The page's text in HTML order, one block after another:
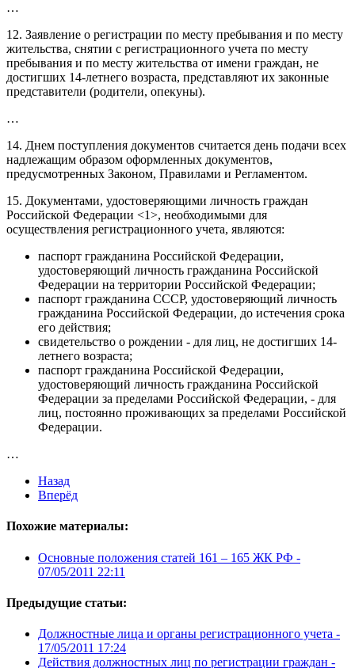
…
12. Заявление о регистрации по месту пребывания и по месту
жительства, снятии с регистрационного учета по месту
пребывания и по месту жительства от имени граждан, не
достигших 14-летнего возраста, представляют их законные
представители (родители, опекуны).
…
14. Днем поступления документов считается день подачи всех
надлежащим образом оформленных документов,
предусмотренных Законом, Правилами и Регламентом.
15. Документами, удостоверяющими личность граждан
Российской Федерации <1>, необходимыми для
осуществления регистрационного учета, являются:
паспорт гражданина Российской Федерации,
удостоверяющий личность гражданина Российской
Федерации на территории Российской Федерации;
паспорт гражданина СССР, удостоверяющий личность
гражданина Российской Федерации, до истечения срока
его действия;
свидетельство о рождении - для лиц, не достигших 14-
летнего возраста;
паспорт гражданина Российской Федерации,
удостоверяющий личность гражданина Российской
Федерации за пределами Российской Федерации, - для
лиц, постоянно проживающих за пределами Российской
Федерации.
…
Назад
Вперёд
Похожие материалы:
Основные положения статей 161 – 165 ЖК РФ -
07/05/2011 22:11
Предыдущие статьи:
Должностные лица и органы регистрационного учета -
17/05/2011 17:24
Действия должностных лиц по регистрации граждан -